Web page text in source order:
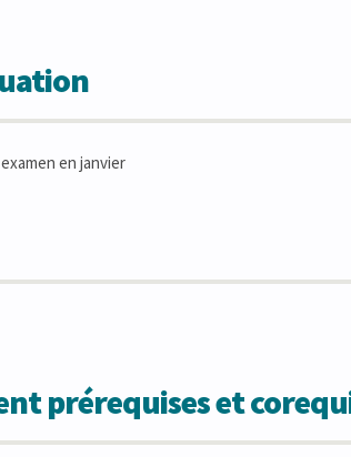
en janvier
prérequises et